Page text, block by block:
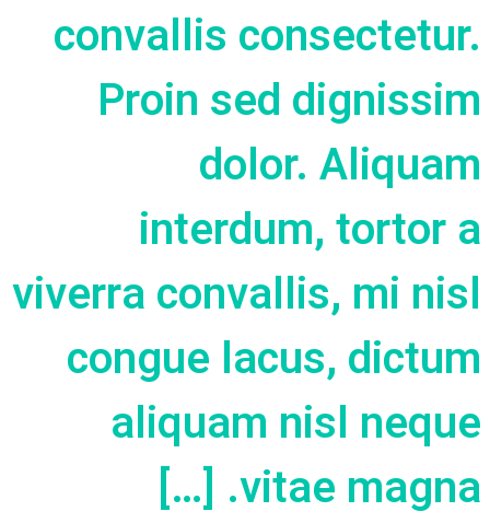
convallis consectetur.
Proin sed dignissim
dolor. Aliquam
interdum, tortor a
viverra convallis, mi nisl
congue lacus, dictum
aliquam nisl neque
vitae magna. […]